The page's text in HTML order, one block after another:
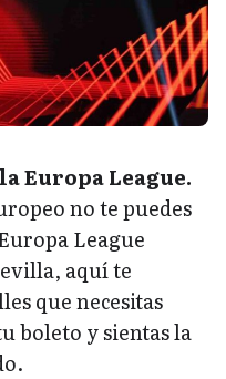
Europa League.
no te puedes
League
aquí te
que necesitas
boleto y sientas la